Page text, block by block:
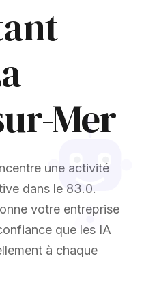
Mer
une activité
dans le 83.0.
votre entreprise
que les IA
à chaque